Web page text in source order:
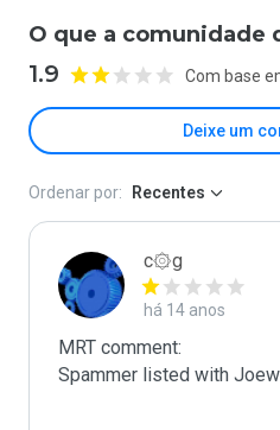
O que a comunidade
1.9 Com base
Deixe um
Ordenar por: Recentes
c۞g
há 14 anos
MRT comment:
Spammer listed with